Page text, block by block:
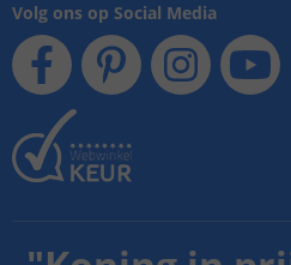
Volg ons op Social Media